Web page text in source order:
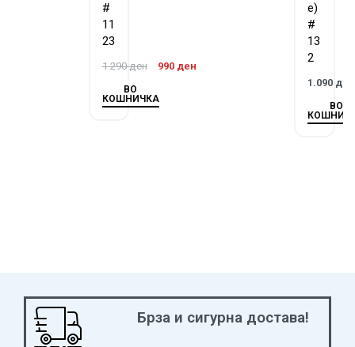
#
11
23
1.290ден 990 ден
ВО
КОШНИЧКА
e)
#
13
2
1.090 ден
ВО
Брза и сигурна достава!